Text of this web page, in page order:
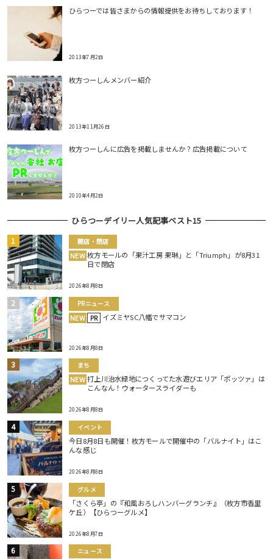
ひらつーでは皆さまからの情報提供をお待ちしております！
2013年7月2日
枚方つーしんメンバー紹介
2013年11月26日
枚方つーしんに広告を掲載しませんか？広告掲載について
2010年4月2日
ひらつーデイリー人気記事ベスト15
開店・閉店
NEW 枚方モールの「果汁工房 果琳」と「Triumph」が8月31
日で閉店
2026年8月8日
PRニュース
NEW PR イズミヤSC八幡でサマコン
2026年8月8日
まち
NEW 打上川治水緑地につくってた水遊びエリア「ポッツァ」は
こんなん！ウォータースライダーも
2026年8月8日
イベント
今日8月8日も開催！枚方モールで開催中の「バルナイト」はこ
んな感じ
2026年8月8日
グルメ
「さくら亭」の『和風おろしハンバーグランチ』（枚方市香里
ケ丘）【ひらつーグルメ】
2026年8月7日
ニュース